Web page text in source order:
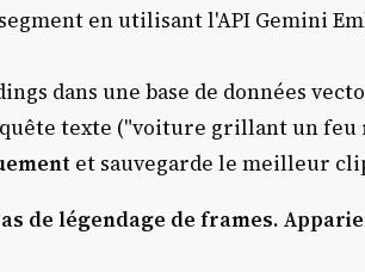
en utilisant l'API Gemini
dans une base de données
texte ("voiture grillant un feu
et sauvegarde le meilleur
de légendage de frames.